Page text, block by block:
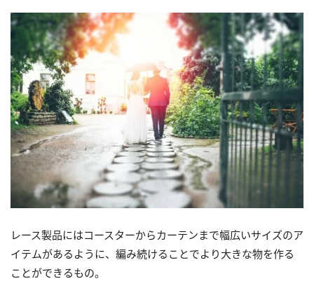
レース製品にはコースターからカーテンまで幅広いサイズのア
イテムがあるように、編み続けることでより大きな物を作る
ことができるもの。